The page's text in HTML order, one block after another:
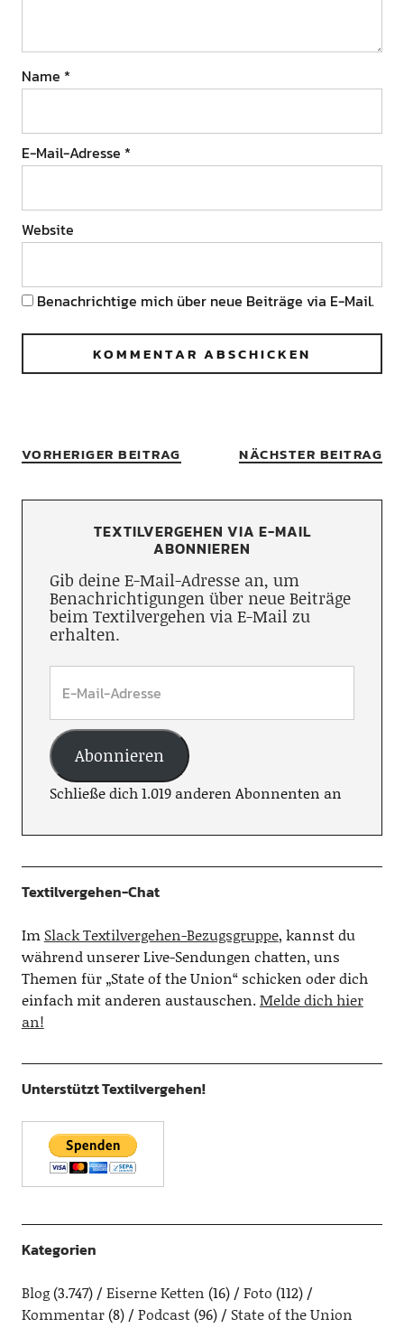
Name *
E-Mail-Adresse *
Website
Benachrichtige mich über neue Beiträge via E-Mail.
VORHERIGER BEITRAG NÄCHSTER BEITRAG
TEXTILVERGEHEN VIA E-MAIL
ABONNIEREN
Gib deine E-Mail-Adresse an, um
Benachrichtigungen über neue Beiträge
beim Textilvergehen via E-Mail zu
erhalten.
Abonnieren
Schließe dich 1.019 anderen Abonnenten an
Textilvergehen-Chat
Im Slack Textilvergehen-Bezugsgruppe, kannst du
während unserer Live-Sendungen chatten, uns
Themen für „State of the Union“ schicken oder dich
einfach mit anderen austauschen.Melde dich hier
an!
Unterstützt Textilvergehen!
Kategorien
Blog(3.747) Eiserne Ketten (16) Foto (112)
Kommentar(8) Podcast(96)
State of the Union